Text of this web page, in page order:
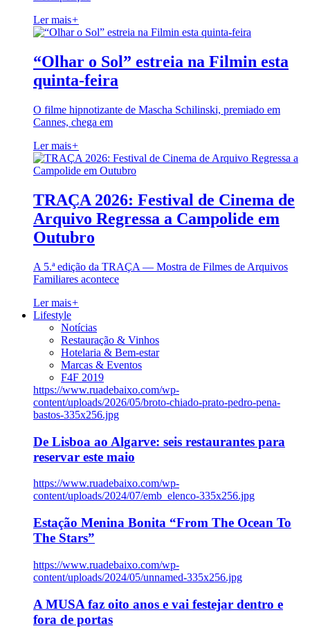
Ler mais+
“Olhar o Sol” estreia na Filmin esta
quinta-feira
O filme hipnotizante de Mascha Schilinski, premiado em
Cannes, chega em
Ler mais+
TRAÇA 2026: Festival de Cinema de
Arquivo Regressa a Campolide em
Outubro
A 5.ª edição da TRAÇA — Mostra de Filmes de Arquivos
Familiares acontece
Ler mais+
Lifestyle
Notícias
Restauração & Vinhos
Hotelaria & Bem-estar
Marcas & Eventos
F4F 2019
https://www.ruadebaixo.com/wp-
content/uploads/2026/05/broto-chiado-prato-pedro-pena-
bastos-335x256.jpg
De Lisboa ao Algarve: seis restaurantes para
reservar este maio
https://www.ruadebaixo.com/wp-
content/uploads/2024/07/emb_elenco-335x256.jpg
Estação Menina Bonita “From The Ocean To
The Stars”
https://www.ruadebaixo.com/wp-
content/uploads/2024/05/unnamed-335x256.jpg
A MUSA faz oito anos e vai festejar dentro e
fora de portas